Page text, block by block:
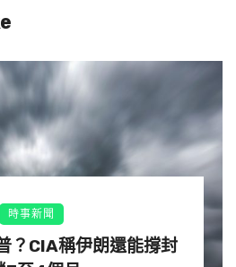
時事新聞
？CIA稱伊朗還能撐封